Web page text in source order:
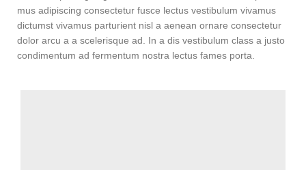
mus adipiscing consectetur fusce lectus vestibulum vivamus
dictumst vivamus parturient nisl a aenean ornare consectetur
dolor arcu a a scelerisque ad. In a dis vestibulum class a justo
condimentum ad fermentum nostra lectus fames porta.